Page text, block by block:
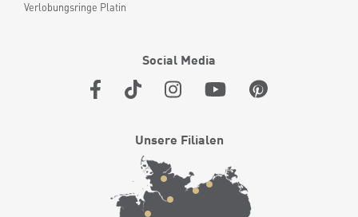
Verlobungsringe Platin
Social Media
Unsere Filialen